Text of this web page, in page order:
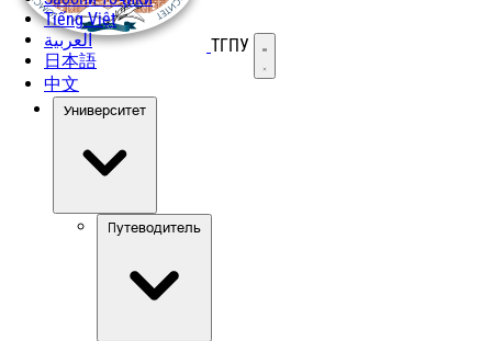
Tiếng Việt
العربية
日本語
中文
ТГПУ Открыть меню
Университет
Путеводитель